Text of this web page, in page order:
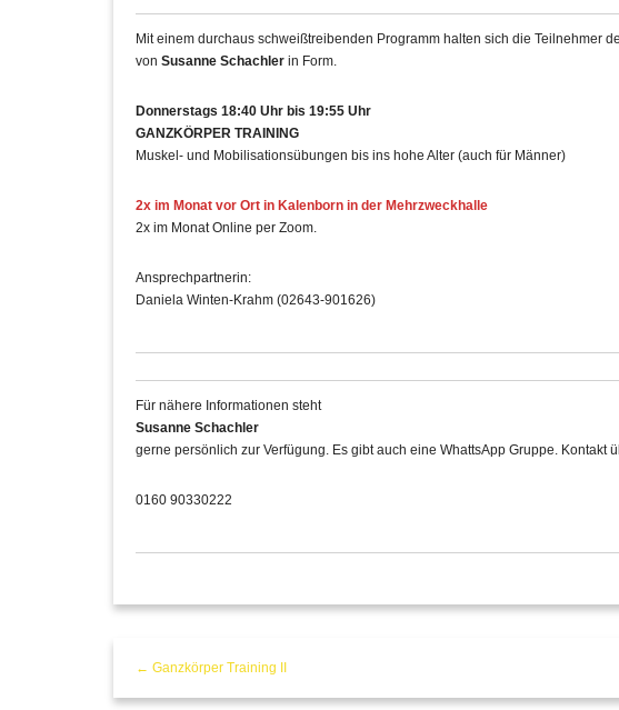
Mit einem durchaus schweißtreibenden Programm halten sich die Teilnehmer
von Susanne Schachler in Form.
Donnerstags 18:40 Uhr bis 19:55 Uhr
GANZKÖRPER TRAINING
Muskel- und Mobilisationsübungen bis ins hohe Alter (auch für Männer)
2x im Monat vor Ort in Kalenborn in der Mehrzweckhalle
2x im Monat Online per Zoom.
Ansprechpartnerin:
Daniela Winten-Krahm (02643-901626)
Für nähere Informationen steht
Susanne Schachler
gerne persönlich zur Verfügung. Es gibt auch eine WhattsApp Gruppe. Kontakt
0160 90330222
← Ganzkörper Training II